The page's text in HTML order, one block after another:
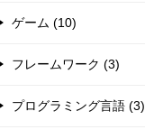
ゲーム (10)
フレームワーク (3)
プログラミング言語 (3)